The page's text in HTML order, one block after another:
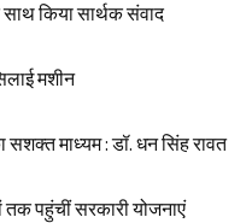
साथ किया सार्थक संवाद
मशीन
सशक्त माध्यम : डॉ. धन सिंह रावत
तक पहुंचीं सरकारी योजनाएं